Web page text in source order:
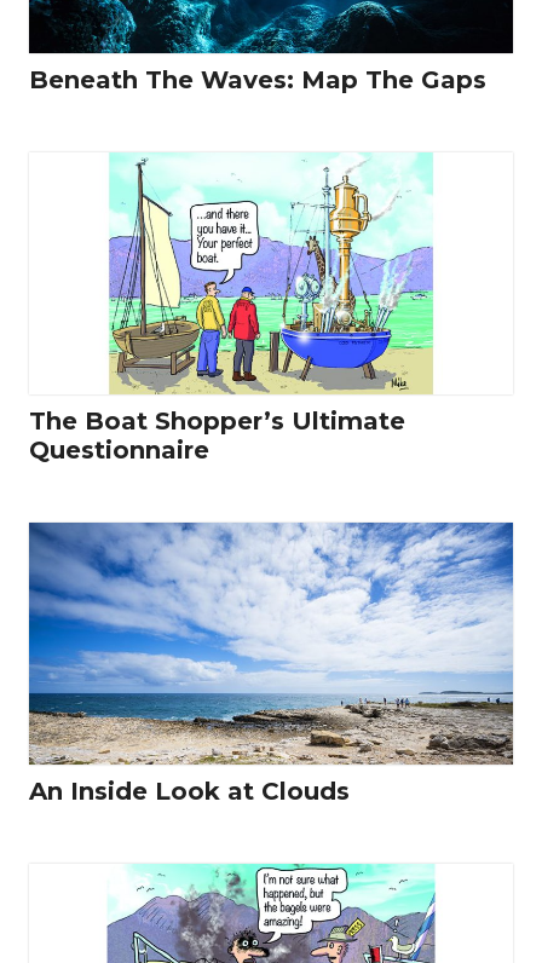
Beneath The Waves: Map The Gaps
The Boat Shopper’s Ultimate
Questionnaire
An Inside Look at Clouds